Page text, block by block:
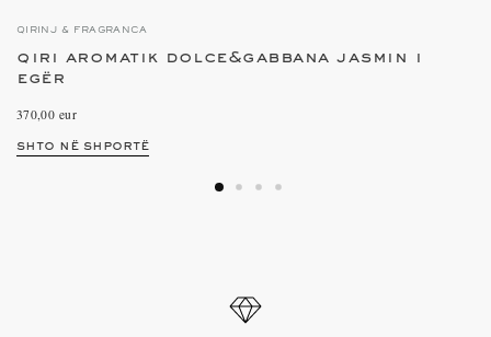
QIRINJ & FRAGRANCA
qiri aromatik dolce&gabbana jasmin i
egër
370,00 eur
shto në shportë